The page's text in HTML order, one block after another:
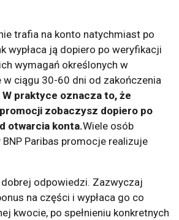
trafia na konto natychmiast po
wypłaca ją dopiero po weryfikacji
wymagań określonych w
w ciągu 30-60 dni od zakończenia
W praktyce oznacza to, że
zobaczysz dopiero po
otwarcia konta.Wiele osób
Paribas promocje realizuje
odpowiedzi. Zazwyczaj
na części i wypłaca go co
kwocie, po spełnieniu konkretnych